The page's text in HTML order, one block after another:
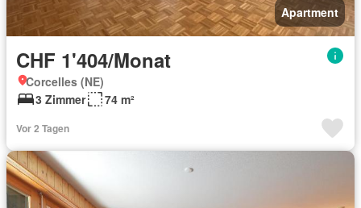
Apartment
CHF 1'404/Monat
Corcelles (NE)
3 Zimmer
74 m²
Vor 2 Tagen